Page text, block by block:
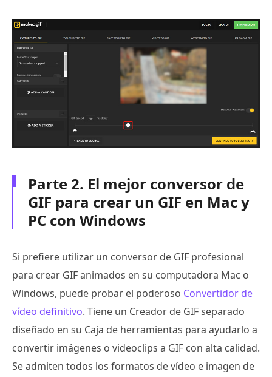
Parte 2. El mejor conversor de
GIF para crear un GIF en Mac y
PC con Windows
Si prefiere utilizar un conversor de GIF profesional
para crear GIF animados en su computadora Mac o
Windows, puede probar el poderoso Convertidor de
vídeo definitivo. Tiene un Creador de GIF separado
diseñado en su Caja de herramientas para ayudarlo a
convertir imágenes o videoclips a GIF con alta calidad.
Se admiten todos los formatos de vídeo e imagen de